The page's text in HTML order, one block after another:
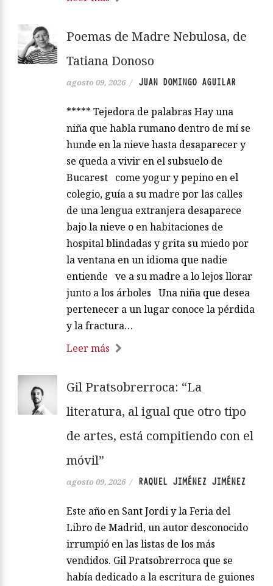
Poemas de Madre Nebulosa, de
Tatiana Donoso
agosto 09, 2026 / JUAN DOMINGO AGUILAR
***** Tejedora de palabras Hay una
niña que habla rumano dentro de mí se
hunde en la nieve hasta desaparecer y
se queda a vivir en el subsuelo de
Bucarest come yogur y pepino en el
colegio, guía a su madre por las calles
de una lengua extranjera desaparece
bajo la nieve o en habitaciones de
hospital blindadas y grita su miedo por
la ventana en un idioma que nadie
entiende ve a su madre a lo lejos llorar
junto a los árboles Una niña que desea
pertenecer a un lugar conoce la pérdida
y la fractura…
Leer más
Gil Pratsobrerroca: “La
literatura, al igual que otro tipo
de artes, está compitiendo con el
móvil”
agosto 09, 2026 / RAQUEL JIMÉNEZ JIMÉNEZ
Este año en Sant Jordi y la Feria del
Libro de Madrid, un autor desconocido
irrumpió en las listas de los más
vendidos. Gil Pratsobrerroca que se
había dedicado a la escritura de guiones